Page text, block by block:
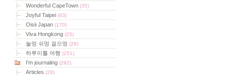
Wonderful CapeTown (35)
Joyful Taipei (63)
Oisii Japan (170)
Viva Hongkong (25)
놀멍 쉬멍 걸으멍 (29)
하루이틀 여행 (251)
I'm journaling (292)
Articles (28)